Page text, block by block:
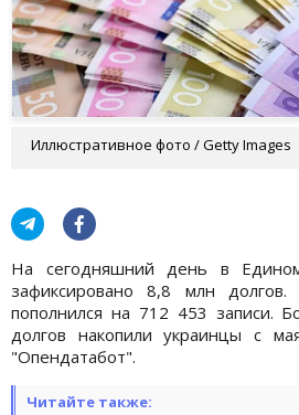
Иллюстративное фото / Getty Images
На сегодняшний день в
зафиксировано 8,8 млн
пополнился на 712 453 записи.
долгов накопили украинцы с
"Опендатабот".
Читайте также: